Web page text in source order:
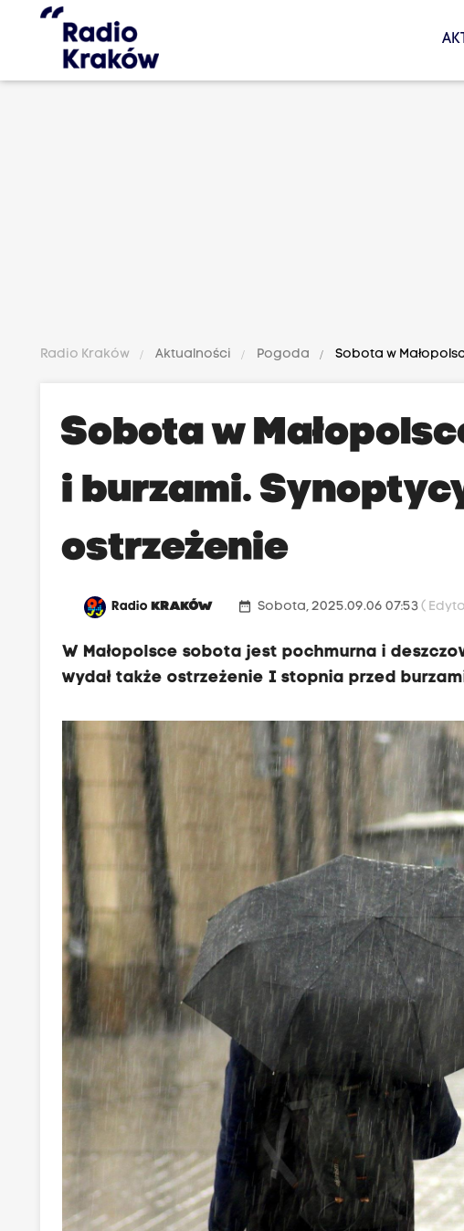
Radio Kraków Aktualności Pogoda Sobota w
Sobota w
i burzami.
ostrzeżenie
RadioKRAKÓW date_range Sobota, 2025.09.06 07:53(
W Małopolsce sobota jest pochmurna i
wydał także ostrzeżenie I stopnia przed